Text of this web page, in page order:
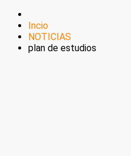
Incio
NOTICIAS
plan de estudios